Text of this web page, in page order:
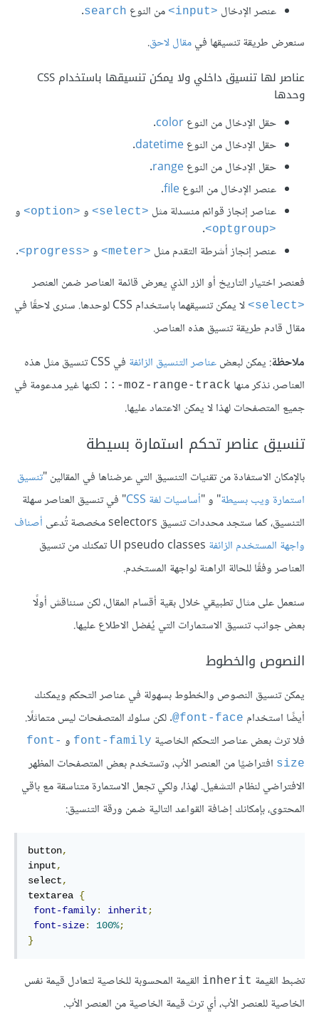
عنصر اﻹدخال <input> من النوع search
.
سنعرض طريقة تنسيقها فيمقال لاحق.
عناصر لها تنسيق داخلي ولا يمكن تنسيقها باستخدام CSS
وحدها
حقل اﻹدخال من النوعcolor
.
حقل اﻹدخال من النوعdatetime
.
حقل اﻹدخال من النوعrange
.
عنصر اﻹدخال من النوعfile
.
عناصر إنجاز قوائم منسدلة مثل <select> و <option> و
<optgroup>
.
عنصر إنجاز أشرطة التقدم مثل <meter> و <progress>
.
فعنصر اختيار التاريخ أو الزر الذي يعرض قائمة العناصر ضمن العنصر
<select>
لا يمكن تنسيقهما باستخدام CSS لوحدها. سنرى لاحقًا في
مقال قادم طريقة تنسيق هذه العناصر.
ملاحظة: يمكن لبعضعناصر التنسيق الزائفة
في CSS تنسيق مثل هذه
العناصر، نذكر منها moz-range-track-::
لكنها غير مدعومة في
جميع المتصفحات لهذا لا يمكن الاعتماد عليها.
تنسيق عناصر تحكم استمارة بسيطة
باﻹمكان الاستفادة من تقنيات التنسيق التي عرضناها في المقالين "تنسيق
استمارة ويب بسيطة" و "أساسيات لغة CSS
" في تنسيق العناصر سهلة
التنسيق، كما ستجد محددات تنسيق selectors مخصصة تُدعى
أصناف
واجهة المستخدم الزائفة
UI pseudo classes تمكنك من تنسيق
العناصر وفقًا للحالة الراهنة لواجهة المستخدم.
سنعمل على مثال تطبيقي خلال بقية أقسام المقال، لكن سنناقش أولًا
بعض جوانب تنسيق الاستمارات التي يُفضل الاطلاع عليها.
النصوص والخطوط
يمكن تنسيق النصوص والخطوط بسهولة في عناصر التحكم ويمكنك
أيضًا استخدام font-face@
. لكن سلوك المتصفحات ليس متماثلًا.
فلا ترث بعض عناصر التحكم الخاصية font-family و font-
size افتراضيًا من العنصر اﻷب، وتستخدم بعض المتصفحات المظهر
الافتراضي لنظام التشغيل. لهذا، ولكي تجعل الاستمارة متناسقة مع باقي
المحتوى، بإمكانك إضافة القواعد التالية ضمن ورقة التنسيق:
button,
input,
select,
textarea {
font-family: inherit ;
font-size: 100%;
}
تضبط القيمة inherit القيمة المحسوبة للخاصية لتعادل قيمة نفس
الخاصية للعنصر اﻷب، أي ترث قيمة الخاصية من العنصر اﻷب.